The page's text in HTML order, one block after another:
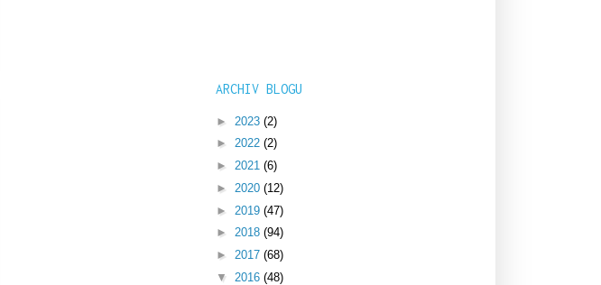
ARCHIV BLOGU
► 2023 (2)
► 2022 (2)
► 2021 (6)
► 2020 (12)
► 2019 (47)
► 2018 (94)
► 2017 (68)
▼ 2016 (48)